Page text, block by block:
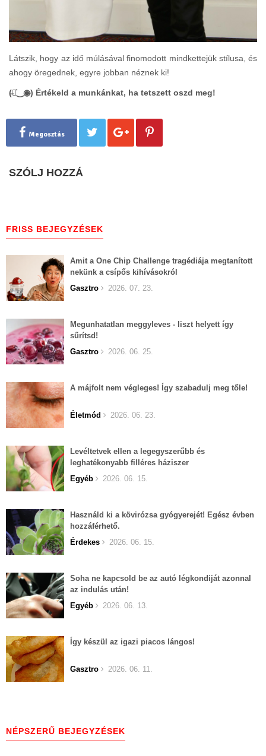
Látszik, hogy az idő múlásával finomodott mindkettejük stílusa, és
ahogy öregednek, egyre jobban néznek ki!
(̶◉͛‿◉̶) Értékeld a munkánkat, ha tetszett oszd meg!
Megosztás
SZÓLJ HOZZÁ
FRISS BEJEGYZÉSEK
Amit a One Chip Challenge tragédiája megtanított
nekünk a csípős kihívásokról
Gasztro
2026. 07. 23.
Megunhatatlan meggyleves - liszt helyett így
sűrítsd!
Gasztro
2026. 06. 25.
A májfolt nem végleges! Így szabadulj meg tőle!
Életmód 2026. 06. 23.
Levéltetvek ellen a legegyszerűbb és
leghatékonyabb filléres háziszer
Egyéb
2026. 06. 15.
Használd ki a kövirózsa gyógyerejét! Egész évben
hozzáférhető.
Érdekes
2026. 06. 15.
Soha ne kapcsold be az autó légkondiját azonnal
az indulás után!
Egyéb
2026. 06. 13.
Így készül az igazi piacos lángos!
Gasztro 2026. 06. 11.
NÉPSZERŰ BEJEGYZÉSEK